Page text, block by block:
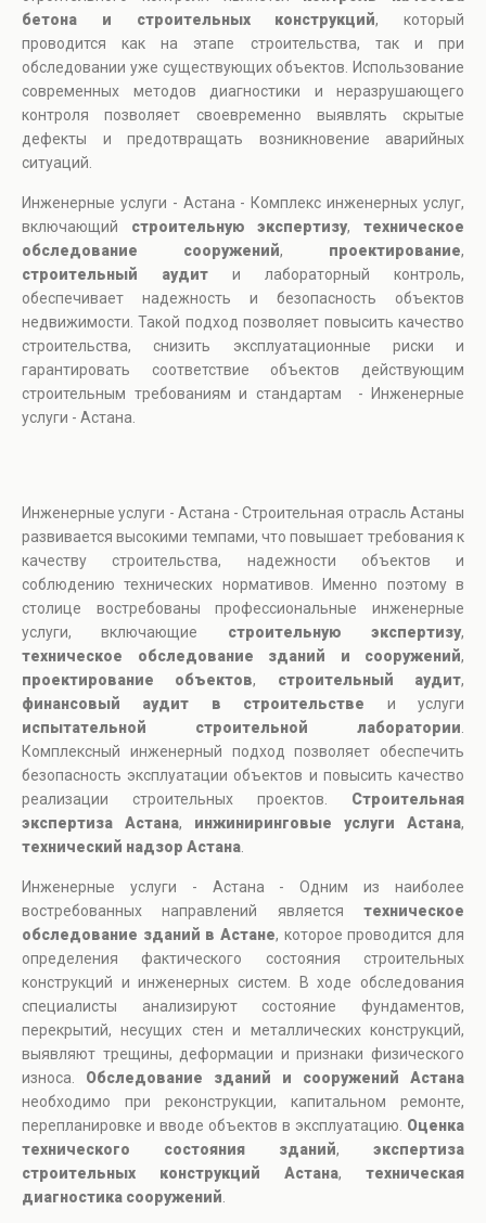
бетона и строительных конструкций, который
проводится как на этапе строительства, так и при
обследовании уже существующих объектов. Использование
современных методов диагностики и неразрушающего
контроля позволяет своевременно выявлять скрытые
дефекты и предотвращать возникновение аварийных
ситуаций.
Инженерные услуги - Астана - Комплекс инженерных услуг,
включающий строительную экспертизу,техническое
обследование сооружений, проектирование,
строительный аудит и лабораторный контроль,
обеспечивает надежность и безопасность объектов
недвижимости. Такой подход позволяет повысить качество
строительства, снизить эксплуатационные риски и
гарантировать соответствие объектов действующим
строительным требованиям и стандартам - Инженерные
услуги - Астана.
Инженерные услуги - Астана - Строительная отрасль Астаны
развивается высокими темпами, что повышает требования к
качеству строительства, надежности объектов и
соблюдению технических нормативов. Именно поэтому в
столице востребованы профессиональные инженерные
услуги, включающие строительную экспертизу,
техническое обследование зданий и сооружений,
проектирование объектов, строительный аудит,
финансовый аудит в строительстве и услуги
испытательной строительной лаборатории
Комплексный инженерный подход позволяет обеспечить
безопасность эксплуатации объектов и повысить качество
реализации строительных проектов. Строительная
экспертиза Астана, инжиниринговые услуги Астана,
технический надзор Астана
Инженерные услуги - Астана - Одним из наиболее
востребованных направлений является техническое
обследование зданий в Астане, которое проводится для
определения фактического состояния строительных
конструкций и инженерных систем. В ходе обследования
специалисты анализируют состояние фундаментов,
перекрытий, несущих стен и металлических конструкций,
выявляют трещины, деформации и признаки физического
износа. Обследование зданий и сооружений Астана
необходимо при реконструкции, капитальном ремонте,
перепланировке и вводе объектов в эксплуатацию. Оценка
технического состояния зданий, экспертиза
строительных конструкций Астана, техническая
диагностика сооружений